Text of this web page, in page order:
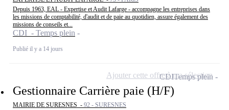
Depuis 1963, EAL - Expertise et Audit Lafarge - accompagne les entreprises dans
les missions de comptabilité, d'audit et de paie au quotidien, assure également des
missions de conseils et...
CDI - Temps plein
Publié il y a 14 jours
Gestionnaire Carrière paie (H/F)
MAIRIE DE SURESNES - 92 - SURESNES
CDITemps plein
Ajouter cette offre à ma sélection